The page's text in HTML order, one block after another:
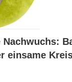
Nachwuchs:
einsame